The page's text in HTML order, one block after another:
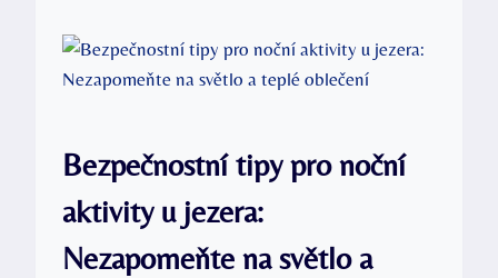
Bezpečnostní tipy pro noční
aktivity u jezera:
Nezapomeňte na světlo a